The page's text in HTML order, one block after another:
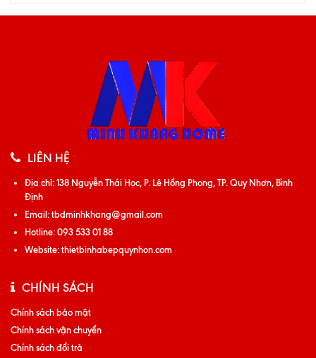
LIÊN HỆ
Địa chỉ:138 Nguyễn Thái Học, P. Lê Hồng Phong, TP. Quy Nhơn, Bình
Định
Email:tbdminhkhang@gmail.com
Hotline:093 533 01 88
Website:thietbinhabepquynhon.com
CHÍNH SÁCH
Chính sách bảo mật
Chính sách vận chuyển
Chính sách đổi trả